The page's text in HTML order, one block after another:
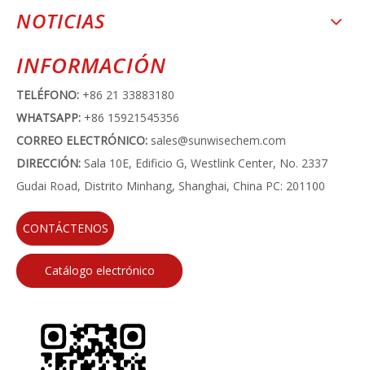
NOTICIAS
INFORMACIÓN
TELÉFONO: +86 21 33883180
WHATSAPP: +86 15921545356
CORREO ELECTRÓNICO: sales@sunwisechem.com
DIRECCIÓN: Sala 10E, Edificio G, Westlink Center, No. 2337
Gudai Road, Distrito Minhang, Shanghai, China PC: 201100
CONTÁCTENOS
Catálogo electrónico